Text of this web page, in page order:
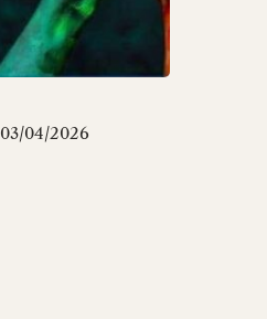
03/04/2026